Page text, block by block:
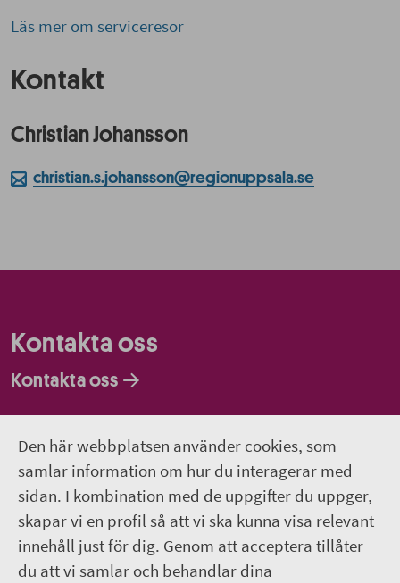
Den här webbplatsen använder cookies, som
samlar information om hur du interagerar med
sidan. I kombination med de uppgifter du uppger,
skapar vi en profil så att vi ska kunna visa relevant
innehåll just för dig. Genom att acceptera tillåter
du att vi samlar och behandlar dina
Läs mer om serviceresor
Kontakt
Christian Johansson
christian.s.johansson@regionuppsala.se
Kontakta oss
Kontakta oss
Om webbplatsen
018-611 00 00
region.uppsala@regionuppsala.se